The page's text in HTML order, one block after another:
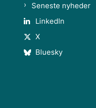
Seneste nyheder
LinkedIn
X
Bluesky